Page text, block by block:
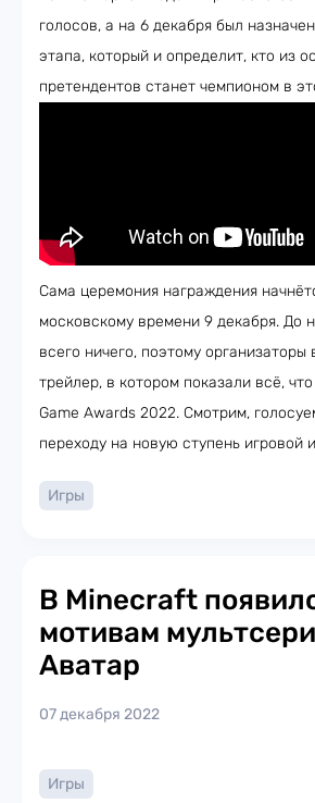
голосов, а на 6 декабря был
этапа, который и определит, кто из
претендентов станет чемпионом в
Сама церемония награждения
московскому времени 9 декабря. До
всего ничего, поэтому организаторы
трейлер, в котором показали всё,
Game Awards 2022. Смотрим,
переходу на новую ступень игровой
Игры
В Minecraft
мотивам
Аватар
07 декабря 2022
Игры